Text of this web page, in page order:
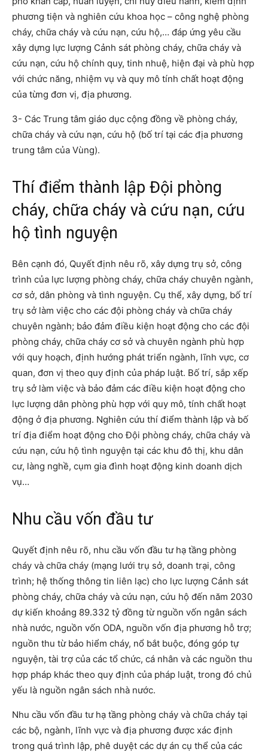
phương tiện và nghiên cứu khoa học – công nghệ phòng
cháy, chữa cháy và cứu nạn, cứu hộ,… đáp ứng yêu cầu
xây dựng lực lượng Cảnh sát phòng cháy, chữa cháy và
cứu nạn, cứu hộ chính quy, tinh nhuệ, hiện đại và phù hợp
với chức năng, nhiệm vụ và quy mô tính chất hoạt động
của từng đơn vị, địa phương.
3- Các Trung tâm giáo dục cộng đồng về phòng cháy,
chữa cháy và cứu nạn, cứu hộ (bố trí tại các địa phương
trung tâm của Vùng).
Thí điểm thành lập Đội phòng
cháy, chữa cháy và cứu nạn, cứu
hộ tình nguyện
Bên cạnh đó, Quyết định nêu rõ, xây dựng trụ sở, công
trình của lực lượng phòng cháy, chữa cháy chuyên ngành,
cơ sở, dân phòng và tình nguyện. Cụ thể, xây dựng, bố trí
trụ sở làm việc cho các đội phòng cháy và chữa cháy
chuyên ngành; bảo đảm điều kiện hoạt động cho các đội
phòng cháy, chữa cháy cơ sở và chuyên ngành phù hợp
với quy hoạch, định hướng phát triển ngành, lĩnh vực, cơ
quan, đơn vị theo quy định của pháp luật. Bố trí, sắp xếp
trụ sở làm việc và bảo đảm các điều kiện hoạt động cho
lực lượng dân phòng phù hợp với quy mô, tính chất hoạt
động ở địa phương. Nghiên cứu thí điểm thành lập và bố
trí địa điểm hoạt động cho Đội phòng cháy, chữa cháy và
cứu nạn, cứu hộ tình nguyện tại các khu đô thị, khu dân
cư, làng nghề, cụm gia đình hoạt động kinh doanh dịch
vụ…
Nhu cầu vốn đầu tư
Quyết định nêu rõ, nhu cầu vốn đầu tư hạ tầng phòng
cháy và chữa cháy (mạng lưới trụ sở, doanh trại, công
trình; hệ thống thông tin liên lạc) cho lực lượng Cảnh sát
phòng cháy, chữa cháy và cứu nạn, cứu hộ đến năm 2030
dự kiến khoảng 89.332 tỷ đồng từ nguồn vốn ngân sách
nhà nước, nguồn vốn ODA, nguồn vốn địa phương hỗ trợ;
nguồn thu từ bảo hiểm cháy, nổ bắt buộc, đóng góp tự
nguyện, tài trợ của các tổ chức, cá nhân và các nguồn thu
hợp pháp khác theo quy định của pháp luật, trong đó chủ
yếu là nguồn ngân sách nhà nước.
Nhu cầu vốn đầu tư hạ tầng phòng cháy và chữa cháy tại
các bộ, ngành, lĩnh vực và địa phương được xác định
trong quá trình lập, phê duyệt các dự án cụ thể của các